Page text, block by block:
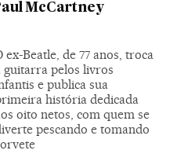
McCartney
ex-Beatle, de 77 anos, troca
guitarra pelos livros
e publica sua
história dedicada
oito netos, com quem se
pescando e tomando